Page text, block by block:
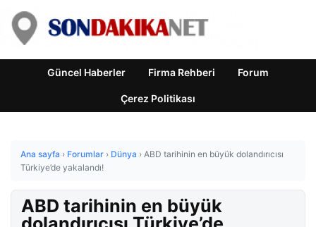
Güncel Haberler Firma Rehberi Forum
Çerez Politikası
Ana sayfa › Forumlar › Dünya › ABD tarihinin en büyük dolandırıcısı
Türkiye’de yakalandı!
ABD tarihinin en büyük